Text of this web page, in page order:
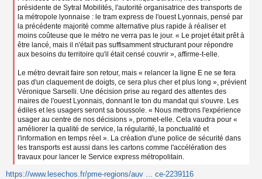
présidente de Sytral Mobilités, l'autorité organisatrice des transports de
la métropole lyonnaise : le tram express de l'ouest Lyonnais, pensé par
la précédente majorité comme alternative plus rapide à réaliser et
moins coûteuse que le métro ne verra pas le jour. « Le projet était prêt à
être lancé, mais il n'était pas suffisamment structurant pour répondre
aux besoins du territoire qu'il était censé couvrir », affirme-t-elle.
Le métro devrait faire son retour, mais « relancer la ligne E ne se fera
pas d'un claquement de doigts, ce sera plus cher et plus long », prévient
Véronique Sarselli. Une décision prise au regard des attentes des
maires de l'ouest Lyonnais, donnant le ton du mandat qui s'ouvre. Les
édiles et les usagers seront sa boussole. « Nous mettrons l'expérience
usager au centre de nos décisions », promet-elle. Cela vaudra pour «
améliorer la qualité de service, la régularité, la ponctualité et
l'information en temps réel ». La création d'une police de sécurité dans
les transports est aussi dans les cartons comme l'accélération des
travaux pour lancer le Service express métropolitain.
https://www.lesechos.fr/pme-regions/auv ... ce-2239116